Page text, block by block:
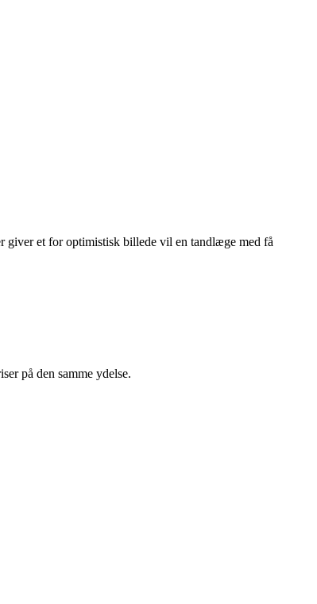
giver et for optimistisk billede vil en tandlæge med få
på den samme ydelse.